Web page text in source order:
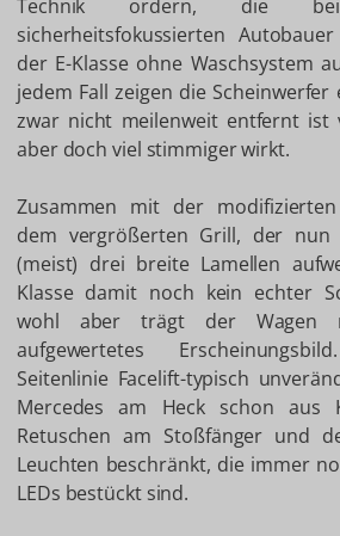
Technik ordern, die
sicherheitsfokussierten
der E-Klasse ohne Waschsystem
jedem Fall zeigen die
zwar nicht meilenweit entfernt ist
aber doch viel stimmiger wirkt.
Zusammen mit der
dem vergrößerten Grill, der
(meist) drei breite Lamellen
Klasse damit noch kein echter
wohl aber trägt der Wagen
aufgewertetes
Seitenlinie Facelift-typisch
Mercedes am Heck schon aus
Retuschen am Stoßfänger und
Leuchten beschränkt, die immer
LEDs bestückt sind.